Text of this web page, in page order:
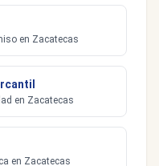
en Zacatecas
en Zacatecas
en Zacatecas